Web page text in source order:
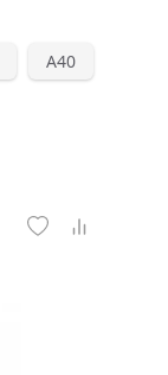
А40